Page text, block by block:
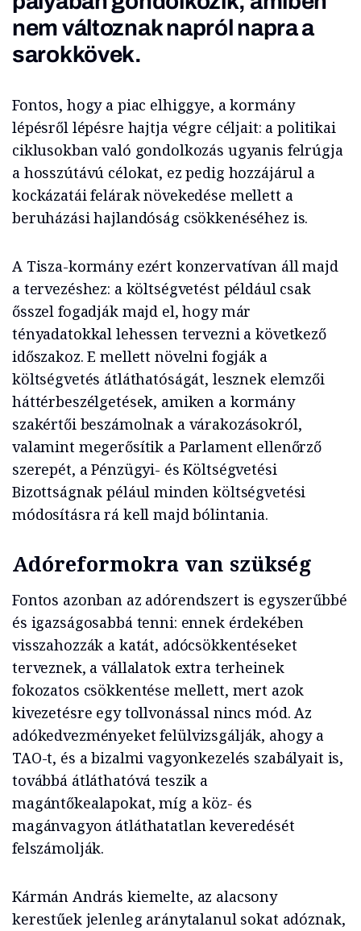
nem változnak napról napra a
sarokkövek.
Fontos, hogy a piac elhiggye, a kormány
lépésről lépésre hajtja végre céljait: a politikai
ciklusokban való gondolkozás ugyanis felrúgja
a hosszútávú célokat, ez pedig hozzájárul a
kockázatái felárak növekedése mellett a
beruházási hajlandóság csökkenéséhez is.
A Tisza-kormány ezért konzervatívan áll majd
a tervezéshez: a költségvetést például csak
ősszel fogadják majd el, hogy már
tényadatokkal lehessen tervezni a következő
időszakoz. E mellett növelni fogják a
költségvetés átláthatóságát, lesznek elemzői
háttérbeszélgetések, amiken a kormány
szakértői beszámolnak a várakozásokról,
valamint megerősítik a Parlament ellenőrző
szerepét, a Pénzügyi- és Költségvetési
Bizottságnak pélául minden költségvetési
módosításra rá kell majd bólintania.
Adóreformokra van szükség
Fontos azonban az adórendszert is egyszerűbbé
és igazságosabbá tenni: ennek érdekében
visszahozzák a katát, adócsökkentéseket
terveznek, a vállalatok extra terheinek
fokozatos csökkentése mellett, mert azok
kivezetésre egy tollvonással nincs mód. Az
adókedvezményeket felülvizsgálják, ahogy a
TAO-t, és a bizalmi vagyonkezelés szabályait is,
továbbá átláthatóvá teszik a
magántőkealapokat, míg a köz- és
magánvagyon átláthatatlan keveredését
felszámolják.
Kármán András kiemelte, az alacsony
kerestűek jelenleg aránytalanul sokat adóznak,